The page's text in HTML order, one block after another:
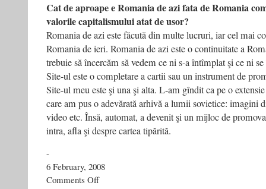
Cat de aproape e Romania de azi fata de Romania
valorile capitalismului atat de usor?
Romania de azi este făcută din multe lucruri, iar cel mai
Romania de ieri. Romania de azi este o continuitate a
trebuie să încercăm să vedem ce ni s-a întîmplat şi ce ni
Site-ul este o completare a cartii sau un instrument de
Site-ul meu este şi una şi alta. L-am gîndit ca pe o
care am pus o adevărată arhivă a lumii sovietice: imagini
video etc. Însă, automat, a devenit şi un mijloc de
intra, afla şi despre cartea tipărită.
-
6 February, 2008
Comments Offon